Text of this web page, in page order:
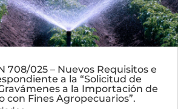
708/025 – Nuevos Requisitos e
a la “Solicitud de
a la Importación de
con Fines Agropecuarios”.